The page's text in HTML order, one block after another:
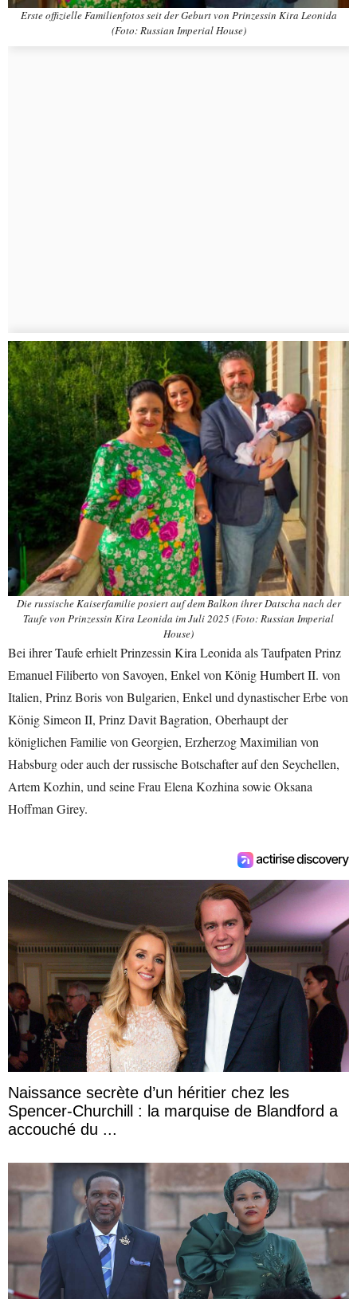
Erste offizielle Familienfotos seit der Geburt von Prinzessin Kira Leonida
(Foto: Russian Imperial House)
Die russische Kaiserfamilie posiert auf dem Balkon ihrer Datscha nach der
Taufe von Prinzessin Kira Leonida im Juli 2025 (Foto: Russian Imperial
House)
Bei ihrer Taufe erhielt Prinzessin Kira Leonida als Taufpaten Prinz
Emanuel Filiberto von Savoyen, Enkel von König Humbert II. von
Italien, Prinz Boris von Bulgarien, Enkel und dynastischer Erbe von
König Simeon II, Prinz Davit Bagration, Oberhaupt der
königlichen Familie von Georgien, Erzherzog Maximilian von
Habsburg oder auch der russische Botschafter auf den Seychellen,
Artem Kozhin, und seine Frau Elena Kozhina sowie Oksana
Hoffman Girey.
Naissance secrète d’un héritier chez les
Spencer-Churchill : la marquise de Blandford a
accouché du ...